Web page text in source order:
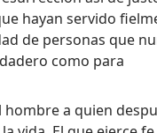
hayan servido
de personas que
como para
hombre a quien